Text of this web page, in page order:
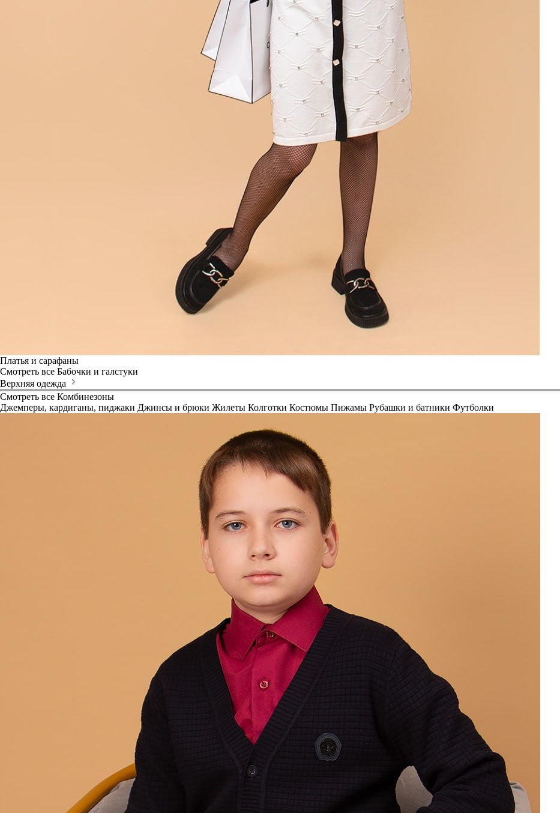
Платья и сарафаны
Смотреть все Бабочки и галстуки
Верхняя одежда
Смотреть все Комбинезоны
Джемперы, кардиганы, пиджаки Джинсы и брюки Жилеты Колготки Костюмы Пижамы Рубашки и батники Футболки